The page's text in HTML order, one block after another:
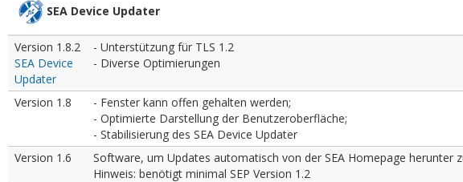
SEA Device Updater
Version 1.8.2
SEA Device
Updater
- Unterstützung für TLS 1.2
- Diverse Optimierungen
Version 1.8
- Fenster kann offen gehalten werden;
- Optimierte Darstellung der Benutzeroberfläche;
- Stabilisierung des SEA Device Updater
Version 1.6
Software, um Updates automatisch von der SEA Homepage herunter
Hinweis: benötigt minimal SEP Version 1.2